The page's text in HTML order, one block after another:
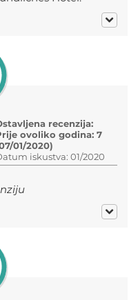
recenzija:
ovoliko godina: 7
01/2020)
iskustva: 01/2020